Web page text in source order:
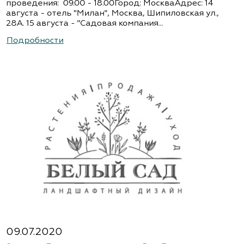
проведения: 09.00 - 18.00Город: МоскваАдрес: 14
августа - отель "Милан", Москва, Шипиловская ул.,
28А. 15 августа - "Садовая компания...
Подробности
09.07.2020